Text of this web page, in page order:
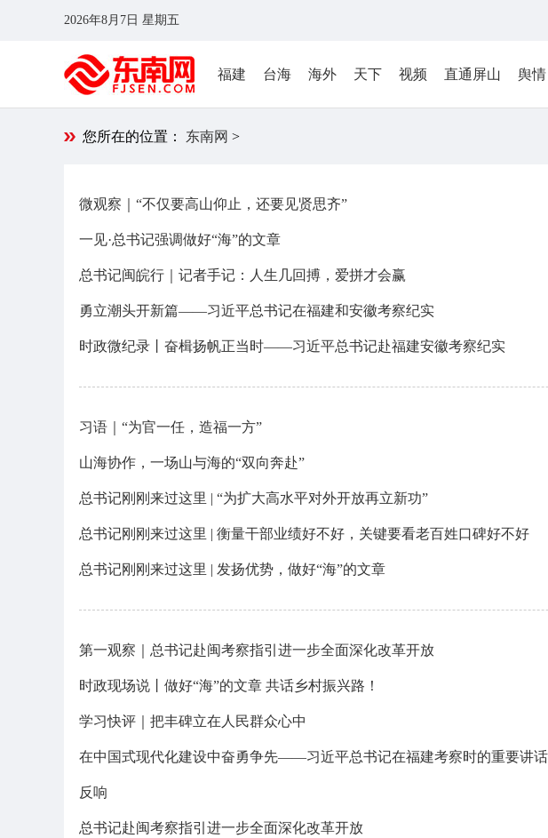
2026年8月7日 星期五
福建 台海 海外 天下 视频 直通屏山 舆情
您所在的位置： 东南网 >
微观察｜“不仅要高山仰止，还要见贤思齐”
一见·总书记强调做好“海”的文章
总书记闽皖行｜记者手记：人生几回搏，爱拼才会赢
勇立潮头开新篇——习近平总书记在福建和安徽考察纪实
时政微纪录丨奋楫扬帆正当时——习近平总书记赴福建安徽考察纪实
习语｜“为官一任，造福一方”
山海协作，一场山与海的“双向奔赴”
总书记刚刚来过这里 | “为扩大高水平对外开放再立新功”
总书记刚刚来过这里 | 衡量干部业绩好不好，关键要看老百姓口碑好不好
总书记刚刚来过这里 | 发扬优势，做好“海”的文章
第一观察｜总书记赴闽考察指引进一步全面深化改革开放
​时政现场说丨做好“海”的文章 共话乡村振兴路！
学习快评｜把丰碑立在人民群众心中
在中国式现代化建设中奋勇争先——习近平总书记在福建考察时的重要讲
反响
总书记赴闽考察指引进一步全面深化改革开放